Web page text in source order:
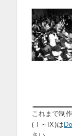
これまで制
(Ⅰ～Ⅸ)は